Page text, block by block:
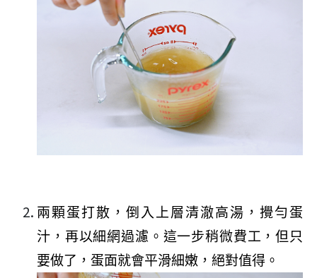
兩顆蛋打散，倒入上層清澈高湯，攪勻蛋
汁，再以細網過濾。這一步稍微費工，但只
要做了，蛋面就會平滑細嫩，絕對值得。